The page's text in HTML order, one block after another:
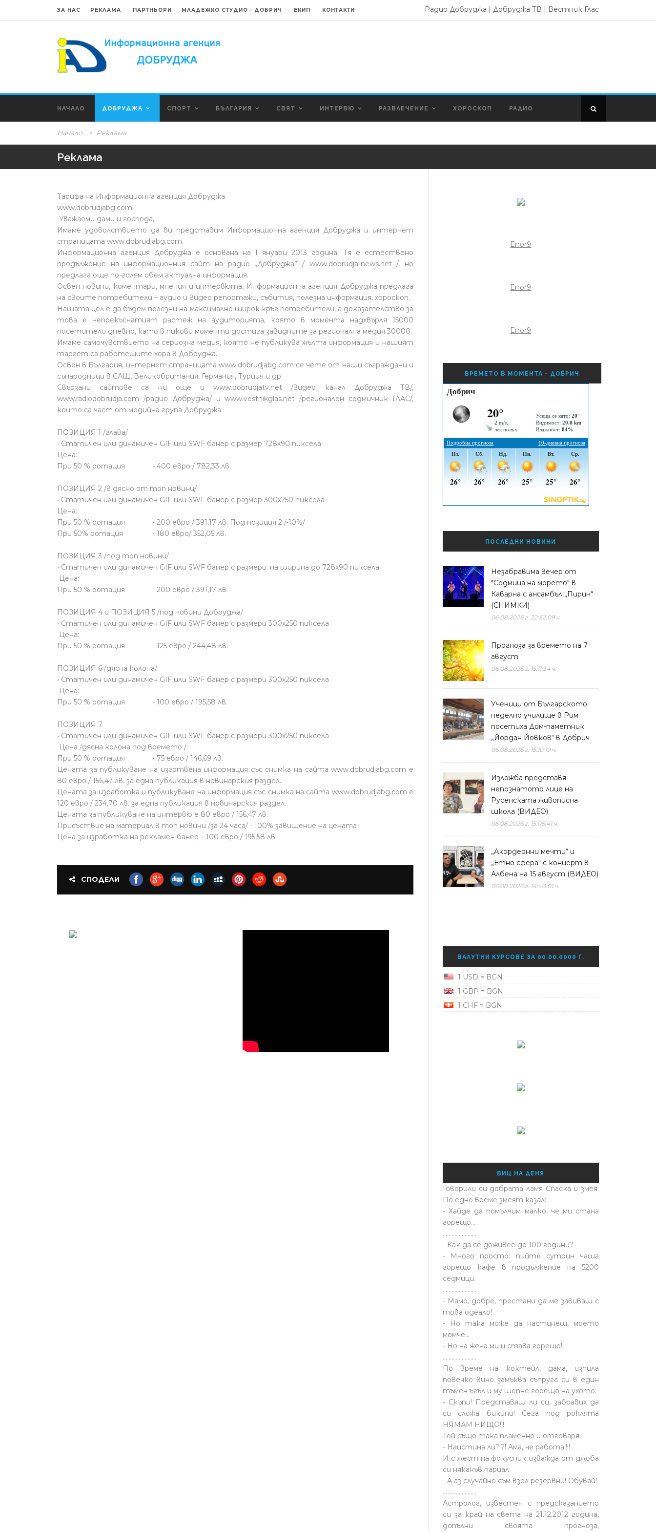
ЗА НАС РЕКЛАМА ПАРТНЬОРИ МЛАДЕЖКО СТУДИО - ДОБРИЧ ЕКИП КОНТАКТИ Радио Добруджа | Добруджа ТВ | Вестник Глас
НАЧАЛО ДОБРУДЖА СПОРТ БЪЛГАРИЯ СВЯТ ИНТЕРВЮ РАЗВЛЕЧЕНИЕ ХОРОСКОП РАДИО
Начало > Реклама
Реклама
Тарифа на Информационна агенция Добруджа
www.dobrudjabg.com
Уважаеми дами и господа,
Имаме удоволствието да ви представим Информационна агенция Добруджа и интернет
страницата www.dobrudjabg.com.
Информационна агенция Добруджа е основана на 1 януари 2013 година. Тя е естествено
продължение на информационния сайт на радио „Добруджa” / www.dobrudja-news.net /, но
предлага още по-голям обем актуална информация.
Освен новини, коментари, мнения и интервюта, Информационна агенция Добруджа предлага
на своите потребители – аудио и видео репортажи, събития, полезна информация, хороскоп.
Нашата цел е да бъдем полезни на максимално широк кръг потребители, а доказателство за
това е непрекъснатият растеж на аудиторията, която в момента надхвърля 15000
посетители дневно, като в пикови моменти достига завидните за регионална медия 30000.
Имаме самочувствието на сериозна медия, която не публикува жълта информация и нашият
таргет са работещите хора в Добруджа.
Освен в България, интернет страницата www.dobrudjabg.com се чете от наши съграждани и
сънародници в САЩ, Великобритания, Германия, Турция и др.
Свързани сайтове са ни още и www.dobrudjatv.net /видео канал Добруджа ТВ/,
www.radiodobrudja.com /радио Добруджа/ и www.vestnikglas.net /регионален седмичник ГЛАС/,
които са част от медийна група Добруджа.
ПОЗИЦИЯ 1 /глава/
• Статичен или динамичен GIF или SWF банер с размер 728х90 пиксела
Цена:
При 50 % ротация - 400 евро / 782,33 лв.
ПОЗИЦИЯ 2 /в дясно от топ новини/
• Статичен или динамичен GIF или SWF банер с размер 300х250 пиксела
Цена:
При 50 % ротация - 200 евро / 391,17 лв. Под позиция 2 /-10%/
При 50% ротация - 180 евро/ 352,05 лв.
ПОЗИЦИЯ 3 /под топ новини/
• Статичен или динамичен GIF или SWF банер с размери: на ширина до 728х90 пиксела
Цена:
При 50 % ротация - 200 евро / 391,17 лв.
ПОЗИЦИЯ 4 и ПОЗИЦИЯ 5 /под новини Добруджа/
• Статичен или динамичен GIF или SWF банер с размери 300х250 пиксела
Цена:
При 50 % ротация - 125 евро / 244,48 лв.
ПОЗИЦИЯ 6 /дясна колона/
• Статичен или динамичен GIF или SWF банер с размери 300х250 пиксела
Цена:
При 50 % ротация - 100 евро / 195,58 лв.
ПОЗИЦИЯ 7
• Статичен или динамичен GIF или SWF банер с размери 300х250 пиксела
Цена /дясна колона под времето /:
При 50 % ротация - 75 евро / 146,69 лв.
Цената за публикуване на изготвена информация със снимка на сайта www.dobrudjabg.com е
80 евро / 156,47 лв. за една публикация в новинарския раздел.
Цената за изработка и публикуване на информация със снимка на сайта www.dobrudjabg.com е
120 евро / 234,70 лв. за една публикация в новинарския раздел.
Цената за публикуване на интервю е 80 евро / 156,47 лв.
Присъствие на материал в топ новини /за 24 часа/ - 100% завишение на цената
Цена за изработка на рекламен банер – 100 евро / 195,58 лв.
СПОДЕЛИ
Error9
Error9
Error9
ВРЕМЕТО В МОМЕНТА - ДОБРИЧ
ПОСЛЕДНИ НОВИНИ
Незабравима вечер от
"Седмица на морето" в
Каварна с ансамбъл „Пирин“
(СНИМКИ)
06.08.2026 г. 22:52:09 ч.
Прогноза за времето на 7
август
06.08.2026 г. 15:11:34 ч.
Ученици от Българското
неделно училище в Рим
посетиха Дом-паметник
„Йордан Йовков“ в Добрич
06.08.2026 г. 15:10:19 ч.
Изложба представя
непознатото лице на
Русенската живописна
школа (ВИДЕО)
06.08.2026 г. 15:05:41 ч.
„Акордеонни мечти“ и
„Етно сфера“ с концерт в
Албена на 15 август (ВИДЕО)
06.08.2026 г. 14:40:01 ч.
ВАЛУТНИ КУРСОВЕ ЗА 00.00.0000 Г.
1 USD = BGN
1 GBP = BGN
1 CHF = BGN
ВИЦ НА ДЕНЯ
Говорили си добрата ламя Спаска и змея.
По едно време змеят казал:
- Хайде да помълчим малко, че ми стана
горещо...
........................
- Как да се доживее до 100 години?
- Много просто: пийте сутрин чаша
горещо кафе в продължение на 5200
седмици.
........................
- Мамо, добре, престани да ме завиваш с
това одеало!
- Но така може да настинеш, моето
момче…
- Но на жена ми и става горещо!
........................
По време на коктейл, дама, изпила
повечко вино замъква съпруга си в един
тъмен ъгъл и му шепне горещо на ухото:
- Скъпи! Представяш ли си, забравих да
си сложа бикини! Сега под роклята
НЯМАМ НИЩО!!!
Той също така пламенно и отговаря:
- Наистина ли?!?! Ама, че работа!!!!
И с жест на фокусник изважда от джоба
си някакъв парцал:
- А аз случайно съм взел резервни! Обувай!
.......................
Астролог, известен с предсказанието
си за край на света на 21.12.2012 година,
допълни своята прогноза,